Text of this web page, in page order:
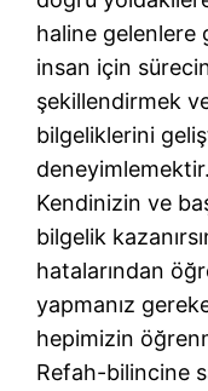
haline gelenlere
insan için
şekillendirmek
bilgeliklerini
deneyimlemektir.
Kendinizin ve
bilgelik
hatalarından
yapmanız
hepimizin
Refah-bilincine